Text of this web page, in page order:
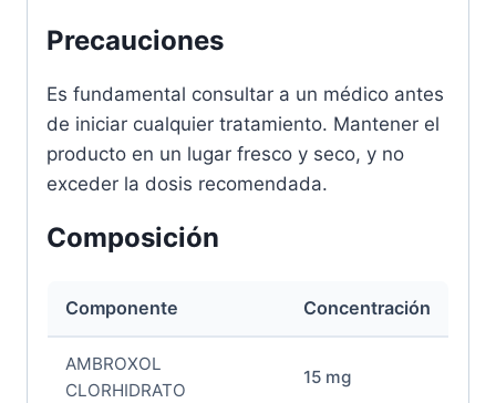
Precauciones
Es fundamental consultar a un médico antes
de iniciar cualquier tratamiento. Mantener el
producto en un lugar fresco y seco, y no
exceder la dosis recomendada.
Composición
Componente Concentración
AMBROXOL
CLORHIDRATO
15 mg